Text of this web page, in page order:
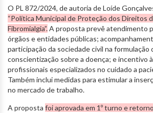
O PL 872/2024, de autoria de Loíde
“Política Municipal de Proteção dos Direitos
Fibromialgia”.A proposta prevê atendimento
órgãos e entidades públicas;
participação da sociedade civil na formulação
conscientização sobre a doença; e incentivo
profissionais especializados no cuidado a
Também inclui medidas para estimular a
no mercado de trabalho.
A proposta foi aprovada em 1º turno e